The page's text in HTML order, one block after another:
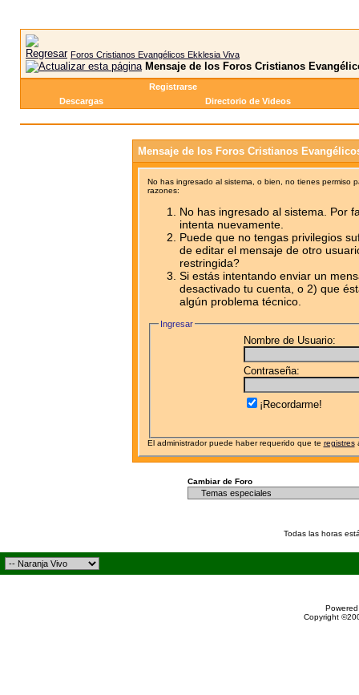
Foros Cristianos Evangélicos Ekklesia Viva
Mensaje de los Foros Cristianos
Registrarse
Descargas
Directorio de Videos
Mensaje de los Foros Cristianos
No has ingresado al sistema, o bien, no tienes permiso
razones:
No has ingresado al sistema. Por
intenta nuevamente.
Puede que no tengas privilegios
de editar el mensaje de otro
restringida?
Si estás intentando enviar un
desactivado tu cuenta, o 2) que
algún problema técnico.
Ingresar
Nombre de Usuario:
Contraseña:
¡Recordarme!
El administrador puede haber requerido que te registres
Cambiar de Foro
Todas las horas
Copyright